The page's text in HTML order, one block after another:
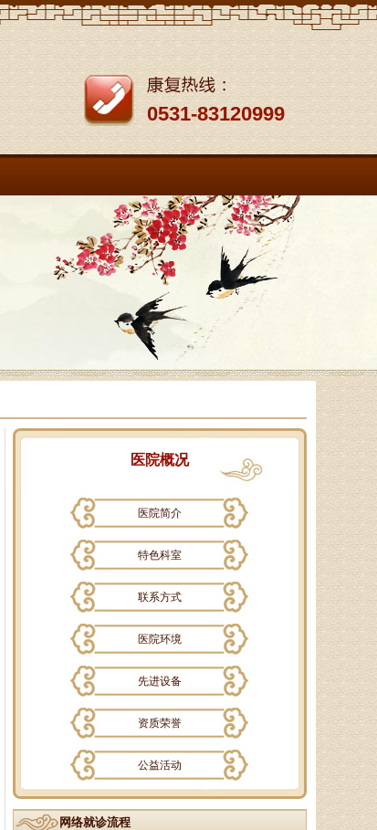
0531-83120999
医院概况
医院简介
特色科室
联系方式
医院环境
先进设备
资质荣誉
公益活动
网络就诊流程
孙海岗
济南杏林中医医院院长、副主
任中医师、蔺氏三通正骨术非遗传
承人、山东神州中医药研究所所
长、山东省老年医．．．
徐乐芳